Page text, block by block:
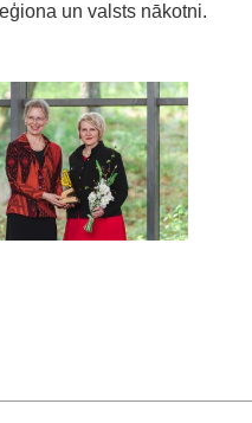
un valsts nākotni.